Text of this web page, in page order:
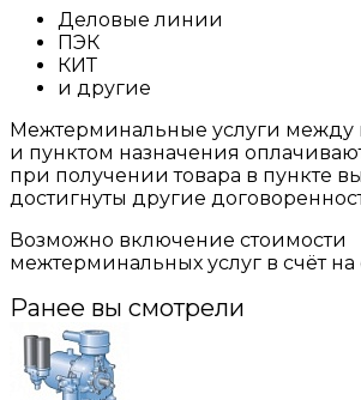
Деловые линии
ПЭК
КИТ
и другие
Межтерминальные услуги между
и пунктом назначения
при получении товара в пункте
достигнуты другие
Возможно включение стоимости
межтерминальных услуг в счёт на
Ранее вы смотрели